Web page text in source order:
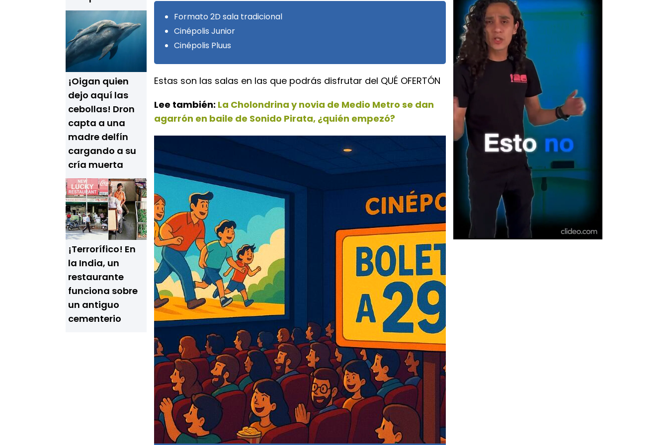
¡Oigan quien
dejo aquí las
cebollas! Dron
capta a una
madre delfín
cargando a su
cría muerta
¡Terrorífico! En
la India, un
restaurante
funciona sobre
un antiguo
cementerio
Formato 2D sala tradicional
Cinépolis Junior
Cinépolis Pluus
Estas son las salas en las que podrás disfrutar del QUÉ OFERTÓN
Lee también: La Cholondrina y novia de Medio Metro se dan
agarrón en baile de Sonido Pirata, ¿quién empezó?